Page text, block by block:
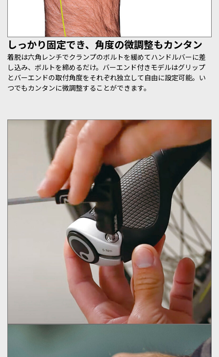
しっかり固定でき、角度の微調整もカンタン
着脱は六角レンチでクランプのボルトを緩めてハンドルバーに差
し込み、ボルトを締めるだけ。バーエンド付きモデルはグリップ
とバーエンドの取付角度をそれぞれ独立して自由に設定可能。い
つでもカンタンに微調整することができます。